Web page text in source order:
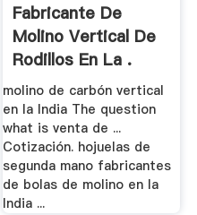
Fabricante De
Molino Vertical De
Rodillos En La .
molino de carbón vertical
en la India The question
what is venta de ...
Cotización. hojuelas de
segunda mano fabricantes
de bolas de molino en la
India ...